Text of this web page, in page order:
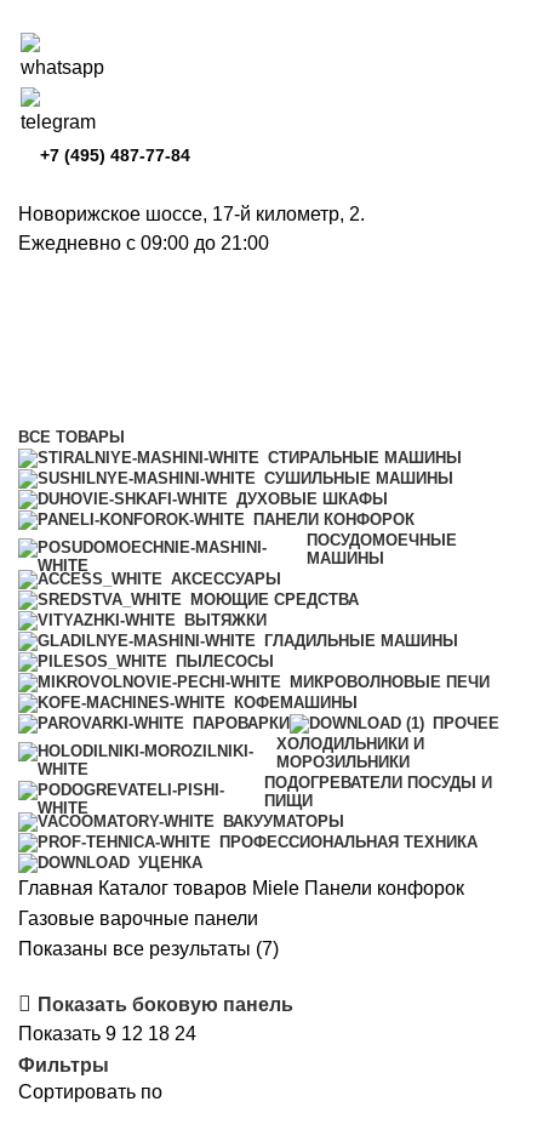
+7 (495) 487-77-84
Новорижское шоссе, 17-й километр, 2.
Ежедневно с 09:00 до 21:00
ВСЕ ТОВАРЫ
СТИРАЛЬНЫЕ МАШИНЫ
СУШИЛЬНЫЕ МАШИНЫ
ДУХОВЫЕ ШКАФЫ
ПАНЕЛИ КОНФОРОК
ПОСУДОМОЕЧНЫЕ
МАШИНЫ
АКСЕССУАРЫ
МОЮЩИЕ СРЕДСТВА
ВЫТЯЖКИ
ГЛАДИЛЬНЫЕ МАШИНЫ
ПЫЛЕСОСЫ
МИКРОВОЛНОВЫЕ ПЕЧИ
КОФЕМАШИНЫ
ПАРОВАРКИ
ПРОЧЕЕ
ХОЛОДИЛЬНИКИ И
МОРОЗИЛЬНИКИ
ПОДОГРЕВАТЕЛИ ПОСУДЫ И
ПИЩИ
ВАКУУМАТОРЫ
ПРОФЕССИОНАЛЬНАЯ ТЕХНИКА
УЦЕНКА
Главная Каталог товаров Miele Панели конфорок
Газовые варочные панели
Показаны все результаты (7)Сортировка:
рейтингу
Показать боковую панель
Показать 9 12 18 24
Фильтры
Сортировать по